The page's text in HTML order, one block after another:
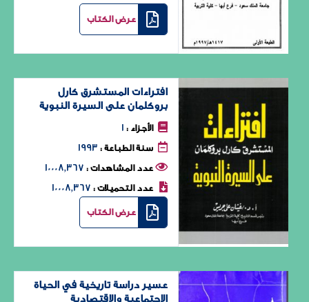
عرض الكتاب
افتراءات المستشرق كارل
بروكلمان على السيرة النبوية
الأجزاء : 1
سنة الطباعة : 1993
عدد المشاهدات : 10008٬367
عدد التحميلات : 10008٬367
عرض الكتاب
عسير دراسة تاريخية في الحياة
الاجتماعية والاقتصادية